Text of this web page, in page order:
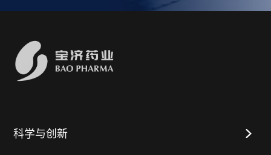
科学与创新